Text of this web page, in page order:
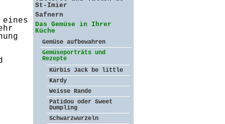
St-Imier
Safnern
Das Gemüse in Ihrer
Küche
Gemüse aufbewahren
Gemüseporträts und
Rezepte
Kürbis Jack be little
Kardy
Weisse Rande
Patidou oder Sweet
Dumpling
Schwarzwurzeln